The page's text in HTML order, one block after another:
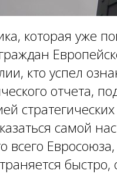
которая уже
кто успел
отчета,
самой
всего